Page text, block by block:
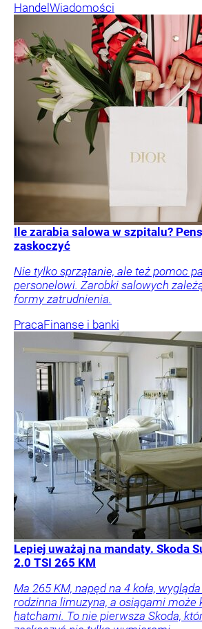
Handel Wiadomości
Ile zarabia salowa w szpitalu?
zaskoczyć
Nie tylko sprzątanie, ale też pomoc
personelowi. Zarobki salowych
formy zatrudnienia.
PracaFinanse i banki
Lepiej uważaj na mandaty. Skoda
2.0 TSI 265 KM
Ma 265 KM, napęd na 4 koła,
rodzinna limuzyna, a osiągami może
hatchami. To nie pierwsza Skoda,